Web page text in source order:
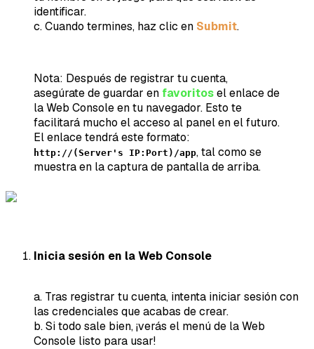
identificar.
c. Cuando termines, haz clic en Submit.
Nota: Después de registrar tu cuenta,
asegúrate de guardar en favoritosel enlace de
la Web Console en tu navegador. Esto te
facilitará mucho el acceso al panel en el futuro.
El enlace tendrá este formato:
http://(Server's IP:Port)/app, tal como se
muestra en la captura de pantalla de arriba.
Inicia sesión en la Web Console
a. Tras registrar tu cuenta, intenta iniciar sesión con
las credenciales que acabas de crear.
b. Si todo sale bien, ¡verás el menú de la Web
Console listo para usar!